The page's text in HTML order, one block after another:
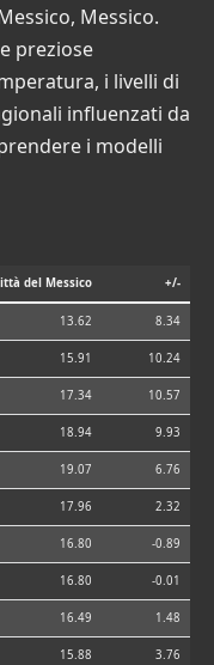
Messico.
preziose
i livelli di
influenzati da
i modelli
del Messico +/-
13.62 8.34
15.91 10.24
17.34 10.57
18.94 9.93
19.07 6.76
17.96 2.32
16.80 -0.89
16.80 -0.01
16.49 1.48
15.88 3.76